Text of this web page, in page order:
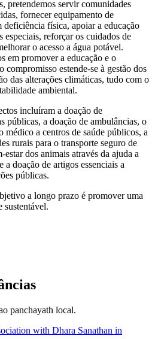
pretendemos servir comunidades
fornecer equipamento de
deficiência física, apoiar a educação
especiais, reforçar os cuidados de
o acesso a água potável.
em promover a educação e o
compromisso estende-se à gestão dos
das alterações climáticas, tudo com o
ambiental.
incluíram a doação de
públicas, a doação de ambulâncias, o
médico a centros de saúde públicos, a
rurais para o transporte seguro de
dos animais através da ajuda a
doação de artigos essenciais a
públicas.
a longo prazo é promover uma
sustentável.
panchayath local.